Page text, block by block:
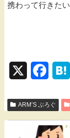
携わって行きた
c
e
ARM’S ぶろぐ